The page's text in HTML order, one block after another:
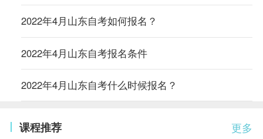
2022年4月山东自考如何报名？
2022年4月山东自考报名条件
2022年4月山东自考什么时候报名？
更多
课程推荐